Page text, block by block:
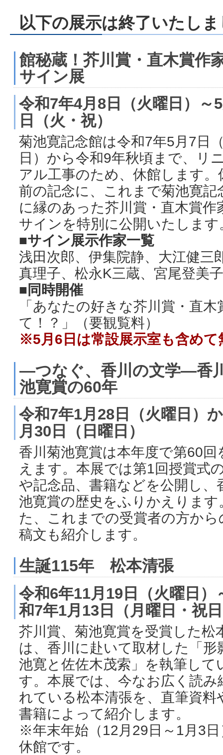
以下の展示は終了いたし
館秘蔵！芥川賞・直木賞作
サイン展
令和7年4月8日（火曜日）～
日（火・祝）
菊池寛記念館は令和7年5月7日
日）から令和9年秋頃まで、リ
アル工事のため、休館します。
前の記念に、これまで菊池寛記
に縁のあった芥川賞・直木賞作
サインを特別に公開いたします
■サイン展示作家一覧
浅田次郎、伊集院静、大江健三
真理子、松永K三蔵、宮尾登美
■同時開催
「あなたの好きな芥川賞・直
て！？」（要観覧料）
※5月6日は常設展示室も含めて
―つなぐ、香川の文学―香
池寛賞の60年
令和7年1月28日（火曜日）
月30日（日曜日）
香川菊池寛賞は本年度で第60回
えます。本展では第1回授賞式
や記念品、書籍などを公開し、
池寛賞の歴史をふりかえります
た、これまでの受賞者の方から
稿文も紹介します。
生誕115年 松本清張
令和6年11月19日（火曜日）
和7年1月13日（月曜日・祝
芥川賞、菊池寛賞を受賞した松
は、香川に赴いて取材した「
池寛と佐佐木茂索」を執筆して
す。本展では、今なお広く読み
れている松本清張を、直筆資料
書籍によって紹介します。
※年末年始（12月29日～1月3
休館です。